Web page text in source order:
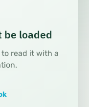
be loaded
read it with a